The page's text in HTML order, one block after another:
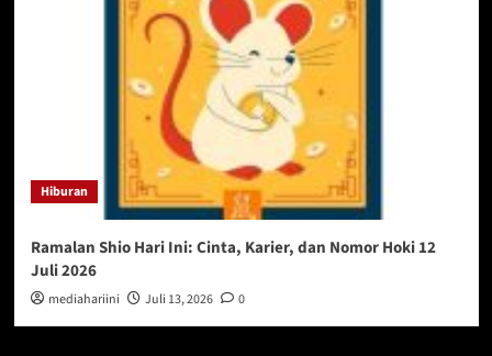
Hiburan
Ramalan Shio Hari Ini: Cinta, Karier, dan Nomor Hoki 12
Juli 2026
mediahariini Juli 13, 2026 0